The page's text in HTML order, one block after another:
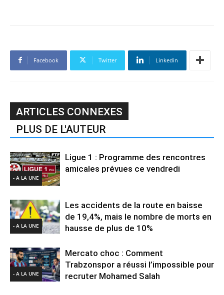
Facebook Twitter Linkedin
ARTICLES CONNEXES
PLUS DE L'AUTEUR
- A LA UNE
Ligue 1 : Programme des rencontres
amicales prévues ce vendredi
- A LA UNE
Les accidents de la route en baisse
de 19,4%, mais le nombre de morts en
hausse de plus de 10%
- A LA UNE
Mercato choc : Comment
Trabzonspor a réussi l’impossible pour
recruter Mohamed Salah